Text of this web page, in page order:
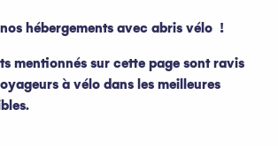
hébergements avec abris vélo !
mentionnés sur cette page sont ravis
à vélo dans les meilleures